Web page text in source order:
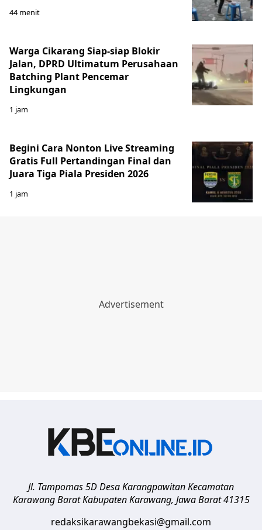
44 menit
Warga Cikarang Siap-siap Blokir
Jalan, DPRD Ultimatum Perusahaan
Batching Plant Pencemar
Lingkungan
1 jam
Begini Cara Nonton Live Streaming
Gratis Full Pertandingan Final dan
Juara Tiga Piala Presiden 2026
1 jam
Jl. Tampomas 5D Desa Karangpawitan Kecamatan
Karawang Barat Kabupaten Karawang, Jawa Barat 41315
redaksikarawangbekasi@gmail.com